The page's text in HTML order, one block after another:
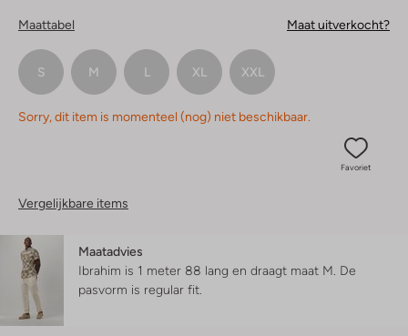
Maattabel Maat uitverkocht?
S M L XL XXL
Sorry, dit item is momenteel (nog) niet beschikbaar.
Favoriet
Vergelijkbare items
Maatadvies
Ibrahim is 1 meter 88 lang en draagt maat M. De
pasvorm is regular fit